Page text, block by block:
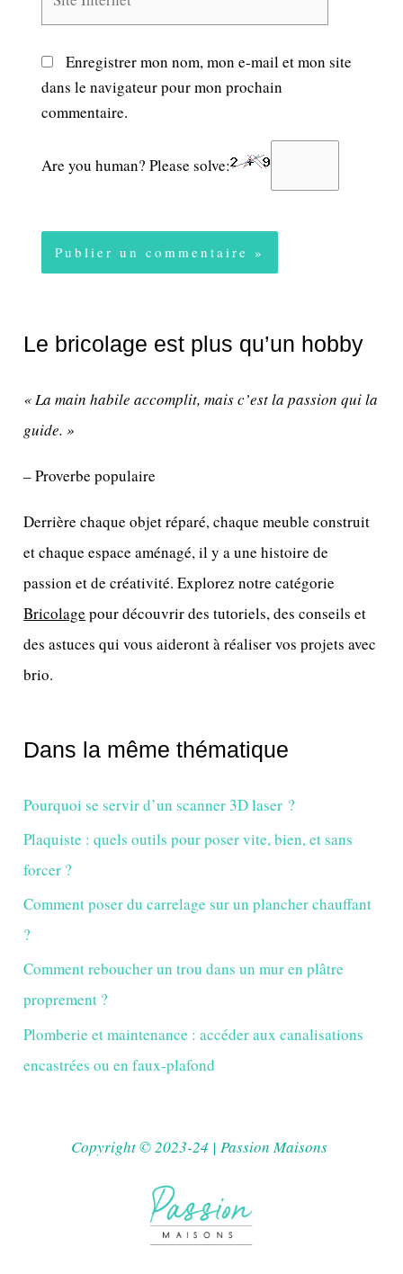
Internet
Enregistrer mon nom, mon e-mail et mon site
dans le navigateur pour mon prochain
commentaire.
Are you human? Please solve:
Le bricolage est plus qu’un hobby
« La main habile accomplit, mais c’est la passion qui la
guide. »
– Proverbe populaire
Derrière chaque objet réparé, chaque meuble construit
et chaque espace aménagé, il y a une histoire de
passion et de créativité. Explorez notre catégorie
Bricolage pour découvrir des tutoriels, des conseils et
des astuces qui vous aideront à réaliser vos projets avec
brio.
Dans la même thématique
Pourquoi se servir d’un scanner 3D laser ?
Plaquiste : quels outils pour poser vite, bien, et sans
forcer ?
Comment poser du carrelage sur un plancher chauffant
?
Comment reboucher un trou dans un mur en plâtre
proprement ?
Plomberie et maintenance : accéder aux canalisations
encastrées ou en faux-plafond
Copyright © 2023-24 | Passion Maisons